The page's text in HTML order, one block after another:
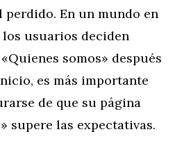
En un mundo en
los usuarios deciden
somos» después
es más importante
de que su página
supere las expectativas.